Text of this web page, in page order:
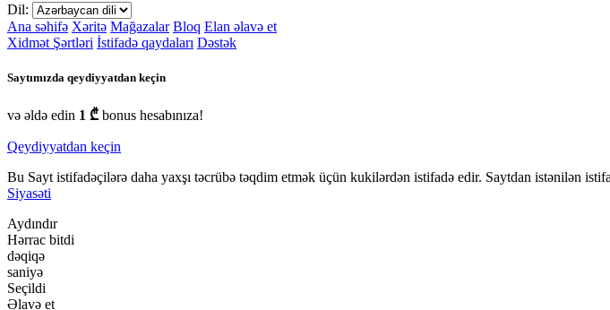
Dil:
Ana səhifə Xəritə Mağazalar Bloq Elan əlavə et
Xidmət Şərtləri İstifadə qaydaları Dəstək
Saytımızda qeydiyyatdan keçin
və əldə edin 1 ₾ bonus hesabınıza!
Qeydiyyatdan keçin
Bu Sayt istifadəçilərə daha yaxşı təcrübə təqdim etmək üçün kukilərdən istifadə edir. Saytdan istənilən
Siyasəti
Aydındır
Hərrac bitdi
dəqiqə
saniyə
Seçildi
Əlavə et